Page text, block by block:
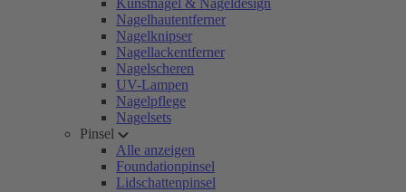
Kunstnägel & Nageldesign
Nagelhautentferner
Nagelknipser
Nagellackentferner
Nagelscheren
UV-Lampen
Nagelpflege
Nagelsets
Pinsel
Alle anzeigen
Foundationpinsel
Lidschattenpinsel